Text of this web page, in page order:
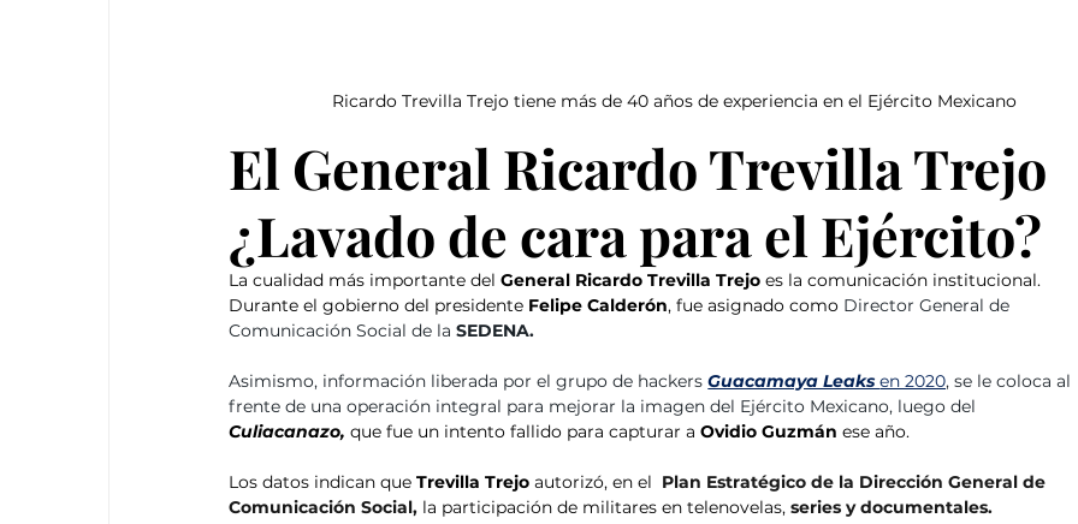
Ricardo Trevilla Trejo tiene más de 40 años de experiencia en el Ejército Mexicano
El General Ricardo Trevilla Trejo
¿Lavado de cara para el Ejército?
La cualidad más importante del General Ricardo Trevilla Trejo es la comunicación institucional.
Durante el gobierno del presidente Felipe Calderón, fue asignado como Director General de
Comunicación Social de la SEDENA.
Asimismo, información liberada por el grupo de hackers Guacamaya Leaks en 2020, se le coloca al
frente de una operación integral para mejorar la imagen del Ejército Mexicano, luego del
Culiacanazo, que fue un intento fallido para capturar a Ovidio Guzmán ese año.
Los datos indican que Trevilla Trejo autorizó, en el Plan Estratégico de la Dirección General de
Comunicación Social, la participación de militares en telenovelas, series y documentales.